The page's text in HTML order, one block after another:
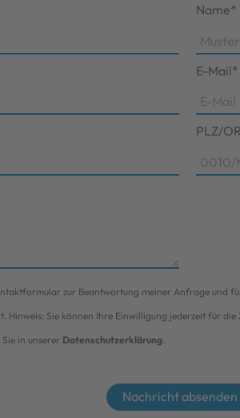
Name*
E-Mail*
PLZ/
zur Beantwortung meiner Anfrage und
Hinweis: Sie können Ihre Einwilligung jederzeit für
in unserer Datenschutzerklärung
Nachricht absenden